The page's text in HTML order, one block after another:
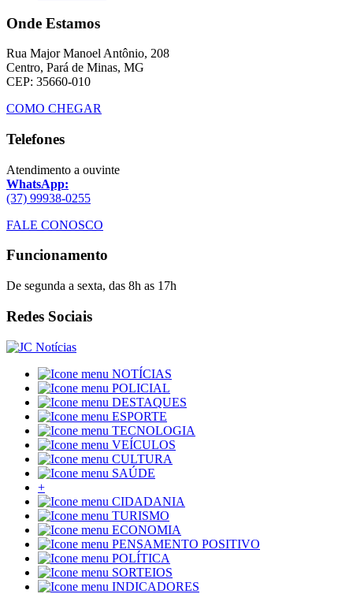
Onde Estamos
Rua Major Manoel Antônio, 208
Centro, Pará de Minas, MG
CEP: 35660-010
COMO CHEGAR
Telefones
Atendimento a ouvinte
WhatsApp:
(37) 99938-0255
FALE CONOSCO
Funcionamento
De segunda a sexta, das 8h as 17h
Redes Sociais
NOTÍCIAS
POLICIAL
DESTAQUES
ESPORTE
TECNOLOGIA
VEÍCULOS
CULTURA
SAÚDE
+
CIDADANIA
TURISMO
ECONOMIA
PENSAMENTO POSITIVO
POLÍTICA
SORTEIOS
INDICADORES